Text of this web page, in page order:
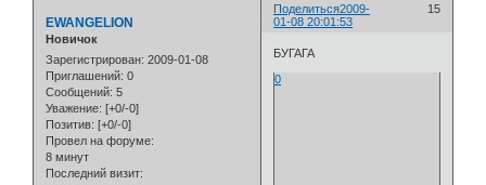
Поделиться 15
2009-
01-08 20:01:53
EWANGELION
Новичок
Зарегистрирован: 2009-01-08
Приглашений: 0
Сообщений: 5
Уважение: [+0/-0]
Позитив: [+0/-0]
Провел на форуме:
8 минут
Последний визит:
БУГАГА
0